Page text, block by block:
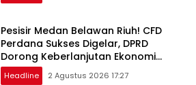
Pesisir Medan Belawan Riuh! CFD
Perdana Sukses Digelar, DPRD
Dorong Keberlanjutan Ekonomi
Warga
Headline 2 Agustus 2026 17:27